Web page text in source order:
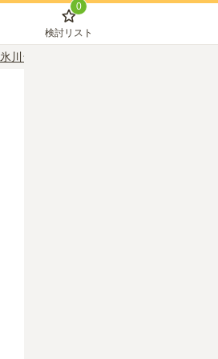
0
検討リスト
氷川台駅のお墓（霊園・墓地）